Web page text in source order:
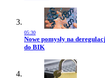
05:30
Przejdź do artykułu:
Nowe pomysły na
do BIK